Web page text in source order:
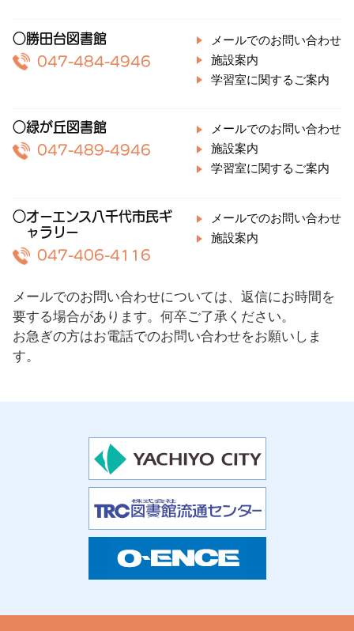
○勝田台図書館
047-484-4946
メールでのお問い合わせ
施設案内
学習室に関するご案内
○緑が丘図書館
047-489-4946
メールでのお問い合わせ
施設案内
学習室に関するご案内
○オーエンス八千代市民ギ
ャラリー
047-406-4116
メールでのお問い合わせ
施設案内
メールでのお問い合わせについては、返信にお時間を
要する場合があります。何卒ご了承ください。
お急ぎの方はお電話でのお問い合わせをお願いしま
す。